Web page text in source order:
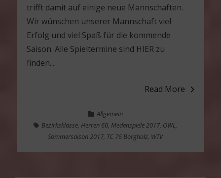
trifft damit auf einige neue Mannschaften.
Wir wünschen unserer Mannschaft viel
Erfolg und viel Spaß für die kommende
Saison. Alle Spieltermine sind HIER zu
finden....
Read More
Allgemein
Bezirksklasse, Herren 60, Medenspiele 2017, OWL,
Sommersaison 2017, TC 76 Borgholz, WTV